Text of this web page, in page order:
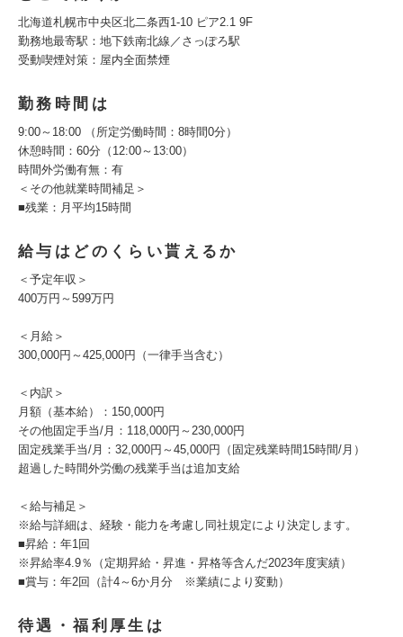
北海道札幌市中央区北二条西1-10 ピア2.1 9F
勤務地最寄駅：地下鉄南北線／さっぽろ駅
受動喫煙対策：屋内全面禁煙
勤務時間は
9:00～18:00 （所定労働時間：8時間0分）
休憩時間：60分（12:00～13:00）
時間外労働有無：有
＜その他就業時間補足＞
■残業：月平均15時間
給与はどのくらい貰えるか
＜予定年収＞
400万円～599万円
＜月給＞
300,000円～425,000円（一律手当含む）
＜内訳＞
月額（基本給）：150,000円
その他固定手当/月：118,000円～230,000円
固定残業手当/月：32,000円～45,000円（固定残業時間15時間/月）
超過した時間外労働の残業手当は追加支給
＜給与補足＞
※給与詳細は、経験・能力を考慮し同社規定により決定します。
■昇給：年1回
※昇給率4.9％（定期昇給・昇進・昇格等含んだ2023年度実績）
■賞与：年2回（計4～6か月分 ※業績により変動）
待遇・福利厚生は